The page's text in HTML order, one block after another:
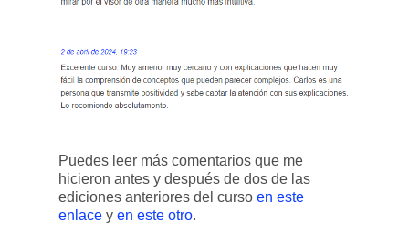
Puedes leer más comentarios que me
hicieron antes y después de dos de las
ediciones anteriores del curso en este
enlace y en este otro.